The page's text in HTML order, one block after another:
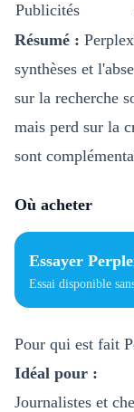
Publicités
Résumé :
synthèses et
sur la recherche
mais perd sur la
sont
Où acheter
Essayer
Essai disponible
Pour qui est fait
Idéal pour :
Journalistes et